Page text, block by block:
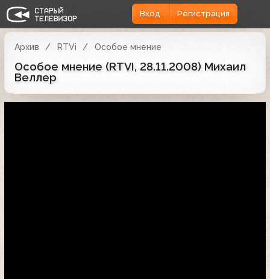
Вход Регистрация
Архив RTVi Особое мнение
Особое мнение (RTVI, 28.11.2008) Михаил
Веллер